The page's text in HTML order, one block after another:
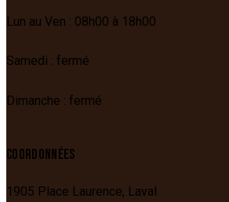
Lun au Ven : 08h00 à 18h00
Samedi : fermé
Dimanche : fermé
COORDONNÉES
1905 Place Laurence, Laval